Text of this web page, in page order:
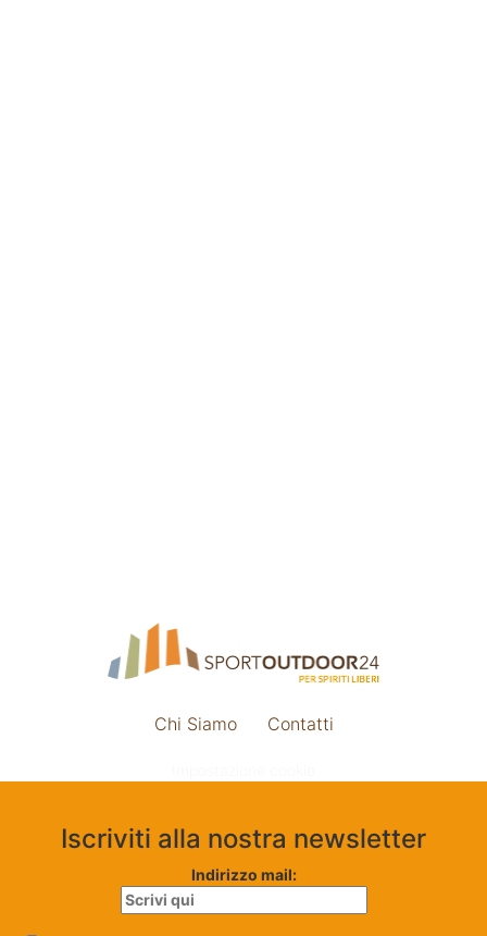
Chi Siamo Contatti
Iscriviti alla nostra newsletter
Indirizzo mail: